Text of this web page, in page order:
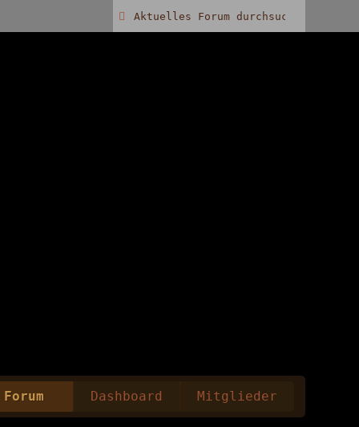
Forum Dashboard Mitglieder